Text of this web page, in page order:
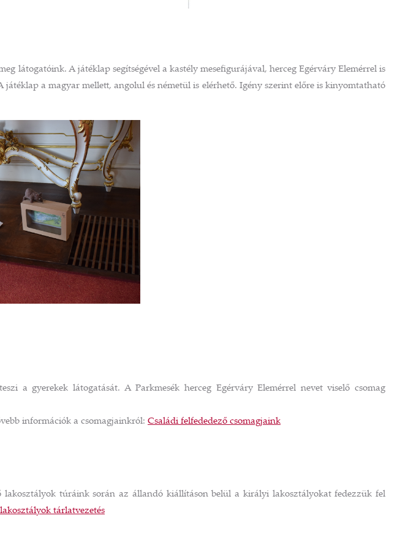
látogatóink. A játéklap segítségével a kastély mesefigurájával, herceg Egérváry Elemérrel is
a magyar mellett, angolul és németül is elérhető. Igény szerint előre is kinyomtatható
a gyerekek látogatását. A Parkmesék herceg Egérváry Elemérrel nevet viselő csomag
információk a csomagjainkról: Családi felfededező csomagjaink
lakosztályok túráink során az állandó kiállításon belül a királyi lakosztályokat fedezzük fel
tárlatvezetés